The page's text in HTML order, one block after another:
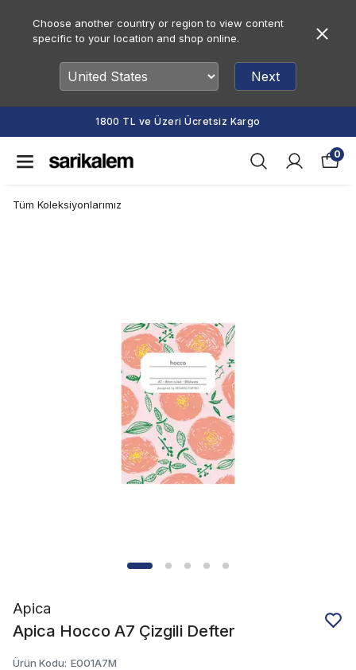
Choose another country or region to view content
specific to your location and shop online.
Next
1800 TL ve Üzeri Ücretsiz Kargo
0
Tüm Koleksiyonlarımız
Apica
Apica Hocco A7 Çizgili Defter
Ürün Kodu: E001A7M